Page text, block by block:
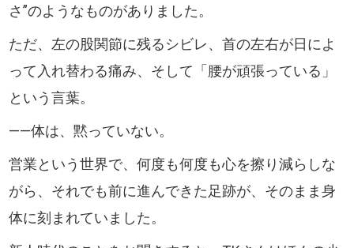
さ”のようなものがありました。
ただ、左の股関節に残るシビレ、首の左右が日によ
って入れ替わる痛み、そして「腰が頑張っている」
という言葉。
――体は、黙っていない。
営業という世界で、何度も何度も心を擦り減らしな
がら、それでも前に進んできた足跡が、そのまま身
体に刻まれていました。